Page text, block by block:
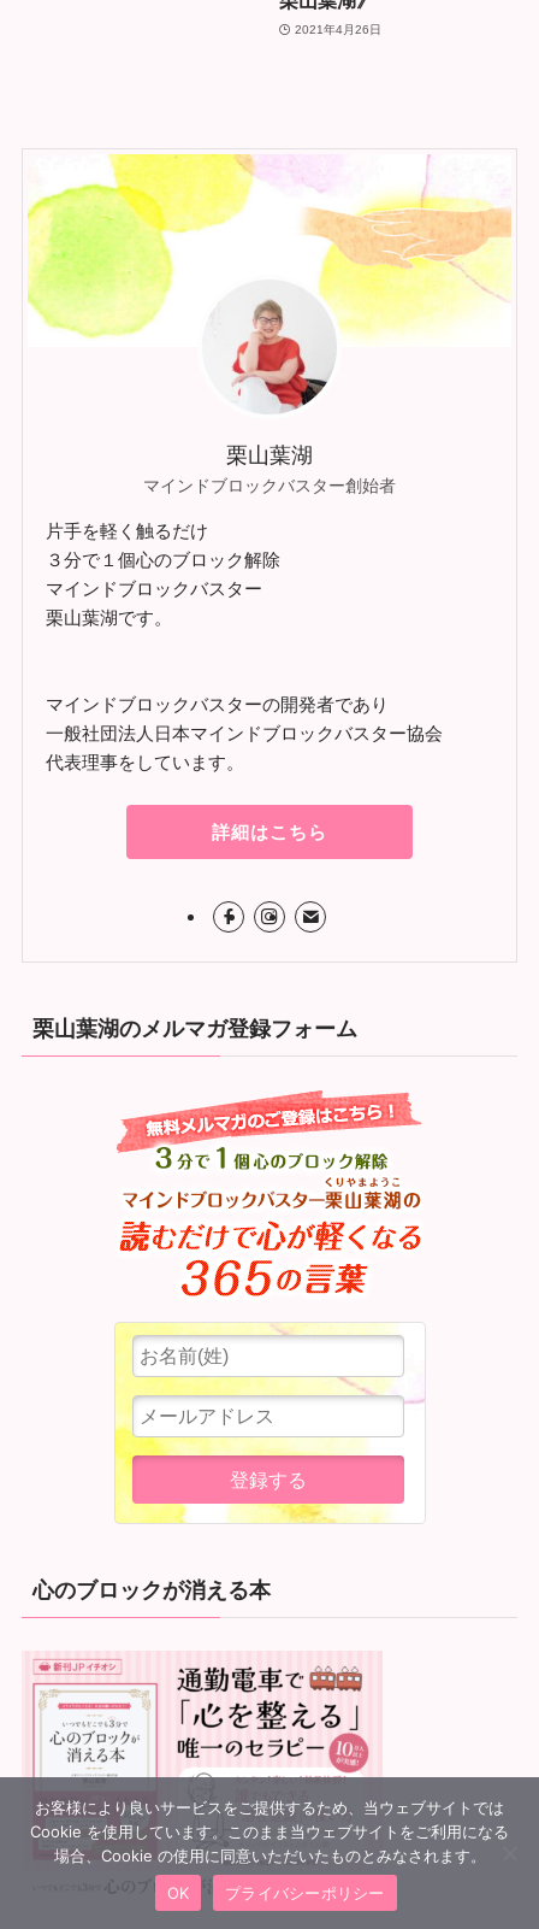
2021年4月26日
栗山葉湖
マインドブロックバスター創始者
片手を軽く触るだけ
３分で１個心のブロック解除
マインドブロックバスター
栗山葉湖です。
マインドブロックバスターの開発者であり
一般社団法人日本マインドブロックバスター協会
代表理事をしています。
詳細はこちら
栗山葉湖のメルマガ登録フォーム
心のブロックが消える本
お客様により良いサービスをご提供するため、当ウェブサイトでは
Cookie を使用しています。このまま当ウェブサイトをご利用になる
場合、Cookie の使用に同意いただいたものとみなされます。
OK
プライバシーポリシー